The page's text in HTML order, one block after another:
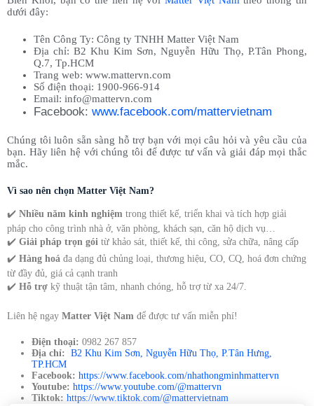
dưới đây:
Tên Công Ty: Công ty TNHH Matter Việt Nam
Địa chỉ: B2 Khu Kim Sơn, Nguyễn Hữu Thọ, P.Tân Phong,
Q.7, Tp.HCM
Trang web: www.mattervn.com
Số điện thoại: 1900-966-914
Email: info@mattervn.com
Facebook: www.facebook.com/mattervietnam
Chúng tôi luôn sẵn sàng hỗ trợ bạn với mọi câu hỏi và yêu cầu của
bạn. Hãy liên hệ với chúng tôi để được tư vấn và giải đáp mọi thắc
mắc.
Vì sao nên chọn Matter Việt Nam?
✔️ Nhiều năm kinh nghiệm trong thiết kế, triển khai và tích hợp giải
pháp cho công trình nhà ở, văn phòng, khách sạn, căn hộ dịch vụ…
✔️ Giải pháp trọn gói từ khảo sát, thiết kế, thi công, sửa chữa, nâng cấp
✔️ Hàng hoá đa dạng đủ chủng loại, thương hiệu, CO, CQ, hoá đơn chứng
từ đầy đủ, giá cả cạnh tranh
✔️ Hỗ trợ kỹ thuật tận tâm, nhanh chóng, hỗ trợ từ xa 24/7.
Liên hệ ngay Matter Việt Nam để được tư vấn miễn phí!
Điện thoại: 0982 267 857
Địa chỉ: B2 Khu Kim Sơn, Nguyễn Hữu Thọ, P.Tân Hưng,
TP.HCM
Facebook: https://www.facebook.com/nhathongminhmattervn
Youtube: https://www.youtube.com/@mattervn
Tiktok: https://www.tiktok.com/@mattervietnam